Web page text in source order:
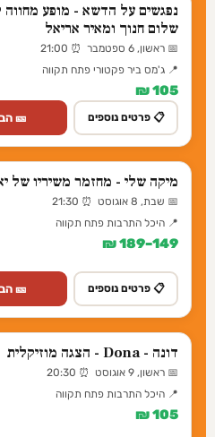
נפגשים על הדשא - מופע מחווה
שלום חנוך ומאיר אריאל
📅 ראשון, 6 ספטמבר ⏰ 21:00
📍 ג'מס ביר פקטורי פתח תקווה
105 ₪
📋 פרטים נוספים 🎫
מיקה שלי - מחזמר משיריו של
📅 שבת, 8 אוגוסט ⏰ 21:30
📍 היכל התרבות פתח תקווה
149–189 ₪
📋 פרטים נוספים 🎫
דונה - Dona - הצגה מוזיקלית
📅 ראשון, 9 אוגוסט ⏰ 20:30
📍 היכל התרבות פתח תקווה
105 ₪